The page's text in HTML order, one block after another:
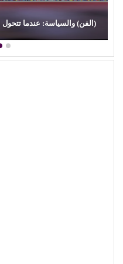
(الفن) والسياسة: عندما